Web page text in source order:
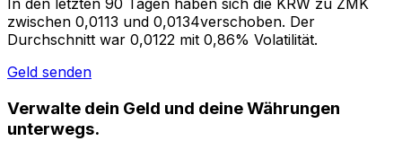
In den letzten 90 Tagen haben sich die KRW zu ZMK
zwischen 0,0113 und 0,0134verschoben. Der
Durchschnitt war 0,0122 mit 0,86% Volatilität.
Geld senden
Verwalte dein Geld und deine Währungen
unterwegs.